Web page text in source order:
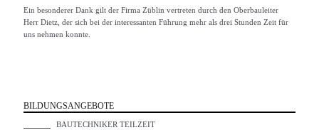
Ein besonderer Dank gilt der Firma Züblin vertreten durch den Oberbauleiter
Herr Dietz, der sich bei der interessanten Führung mehr als drei Stunden Zeit für
uns nehmen konnte.
BILDUNGSANGEBOTE
BAUTECHNIKER TEILZEIT